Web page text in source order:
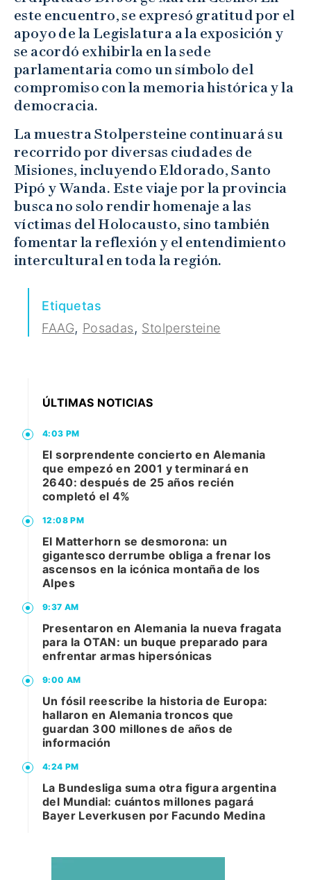
este encuentro, se expresó gratitud por el
apoyo de la Legislatura a la exposición y
se acordó exhibirla en la sede
parlamentaria como un símbolo del
compromiso con la memoria histórica y la
democracia.
La muestra Stolpersteine continuará su
recorrido por diversas ciudades de
Misiones, incluyendo Eldorado, Santo
Pipó y Wanda. Este viaje por la provincia
busca no solo rendir homenaje a las
víctimas del Holocausto, sino también
fomentar la reflexión y el entendimiento
intercultural en toda la región.
Etiquetas
FAAG, Posadas, Stolpersteine
ÚLTIMAS NOTICIAS
4:03 PM
El sorprendente concierto en Alemania
que empezó en 2001 y terminará en
2640: después de 25 años recién
completó el 4%
12:08 PM
El Matterhorn se desmorona: un
gigantesco derrumbe obliga a frenar los
ascensos en la icónica montaña de los
Alpes
9:37 AM
Presentaron en Alemania la nueva fragata
para la OTAN: un buque preparado para
enfrentar armas hipersónicas
9:00 AM
Un fósil reescribe la historia de Europa:
hallaron en Alemania troncos que
guardan 300 millones de años de
información
4:24 PM
La Bundesliga suma otra figura argentina
del Mundial: cuántos millones pagará
Bayer Leverkusen por Facundo Medina